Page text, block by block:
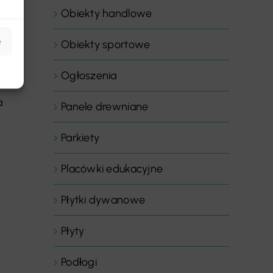
Obiekty handlowe
Obiekty sportowe
Ogłoszenia
Panele drewniane
Parkiety
Placówki edukacyjne
Płytki dywanowe
Płyty
Podłogi